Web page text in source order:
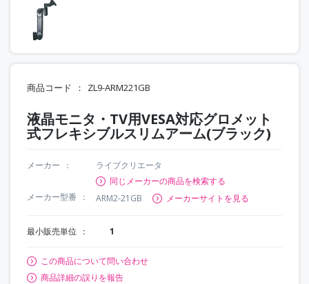
商品コード ZL9-ARM221GB
液晶モニタ・TV用VESA対応グロメット
式フレキシブルスリムアーム(ブラック)
メーカー
ライブクリエータ
同じメーカーの商品を検索する
メーカー型番
ARM2-21GB メーカーサイトを見る
最小販売単位 1
この商品について問い合わせ
商品詳細の誤りを報告